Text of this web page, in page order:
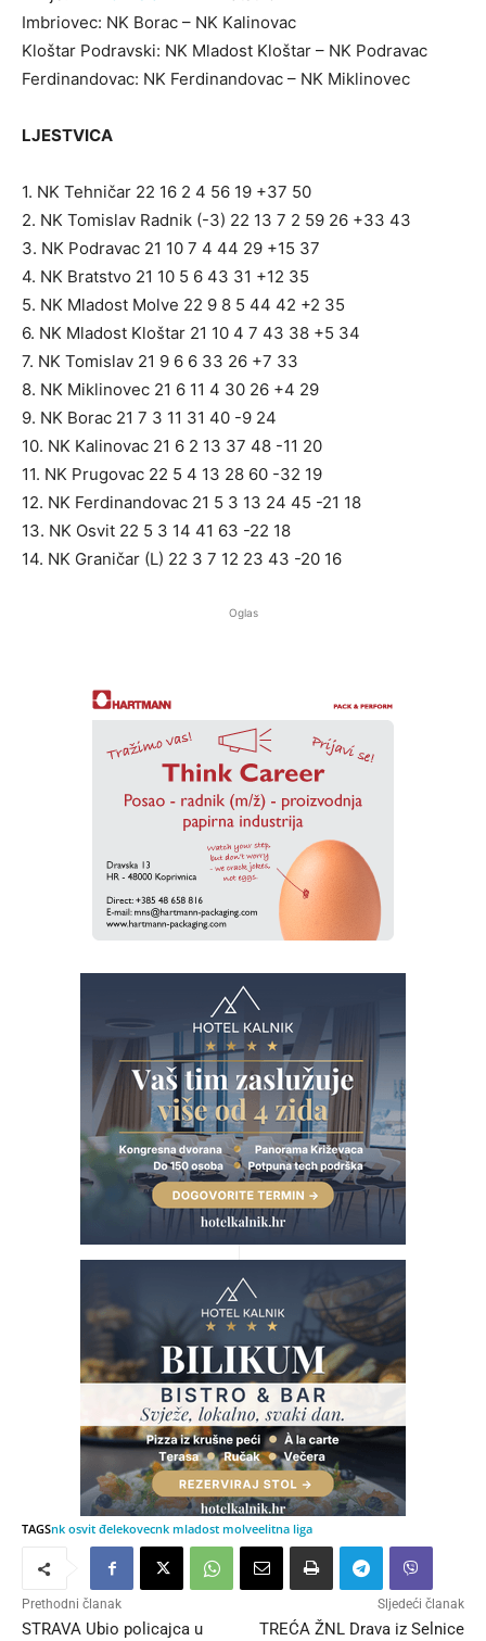
Imbriovec: NK Borac – NK Kalinovac
Kloštar Podravski: NK Mladost Kloštar – NK Podravac
Ferdinandovac: NK Ferdinandovac – NK Miklinovec
LJESTVICA
1. NK Tehničar 22 16 2 4 56 19 +37 50
2. NK Tomislav Radnik (-3) 22 13 7 2 59 26 +33 43
3. NK Podravac 21 10 7 4 44 29 +15 37
4. NK Bratstvo 21 10 5 6 43 31 +12 35
5. NK Mladost Molve 22 9 8 5 44 42 +2 35
6. NK Mladost Kloštar 21 10 4 7 43 38 +5 34
7. NK Tomislav 21 9 6 6 33 26 +7 33
8. NK Miklinovec 21 6 11 4 30 26 +4 29
9. NK Borac 21 7 3 11 31 40 -9 24
10. NK Kalinovac 21 6 2 13 37 48 -11 20
11. NK Prugovac 22 5 4 13 28 60 -32 19
12. NK Ferdinandovac 21 5 3 13 24 45 -21 18
13. NK Osvit 22 5 3 14 41 63 -22 18
14. NK Graničar (L) 22 3 7 12 23 43 -20 16
Oglas
TAGSnk osvit đelekovecnk mladost molveelitna liga
Prethodni članak
STRAVA Ubio policajca u
Sljedeći članak
TREĆA ŽNL Drava iz Selnice